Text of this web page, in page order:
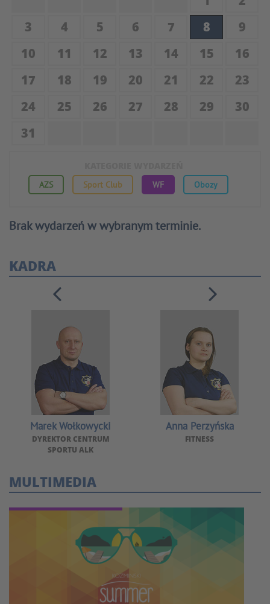
3
4 5 6 7 8
9
10
11 12 13 14 15
16
17
18 19 20 21 22
23
24
25 26 27 28 29
30
31
AZS Sport Club WF Obozy
Brak wydarzeń w wybranym terminie.
KADRA
Marek Wołkowycki
DYREKTOR CENTRUM
SPORTU ALK
Anna Perzyńska
FITNESS
MULTIMEDIA